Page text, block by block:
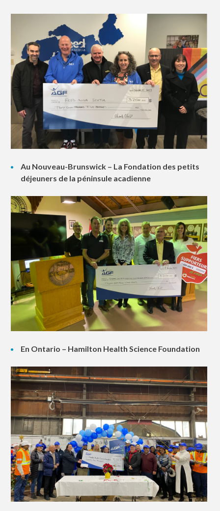
Au Nouveau-Brunswick – La Fondation des petits
déjeuners de la péninsule acadienne
En Ontario – Hamilton Health Science Foundation